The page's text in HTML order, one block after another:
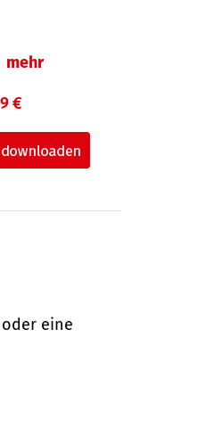
mehr
€
eine